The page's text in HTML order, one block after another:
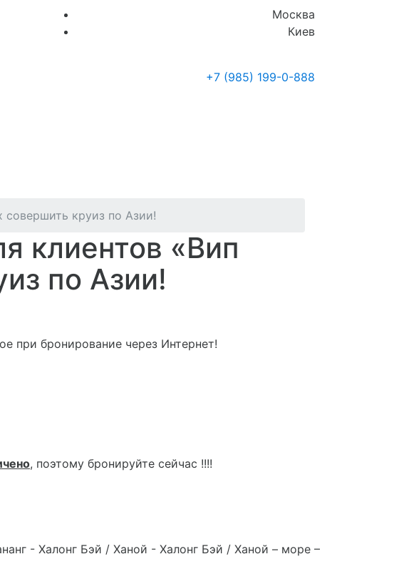
Москва
Киев
+7 (985) 199-0-888
круиз по Азии!
«Вип
по Азии!
при бронирование через Интернет!
, поэтому бронируйте сейчас !!!!
- Халонг Бэй / Ханой - Халонг Бэй / Ханой – море –